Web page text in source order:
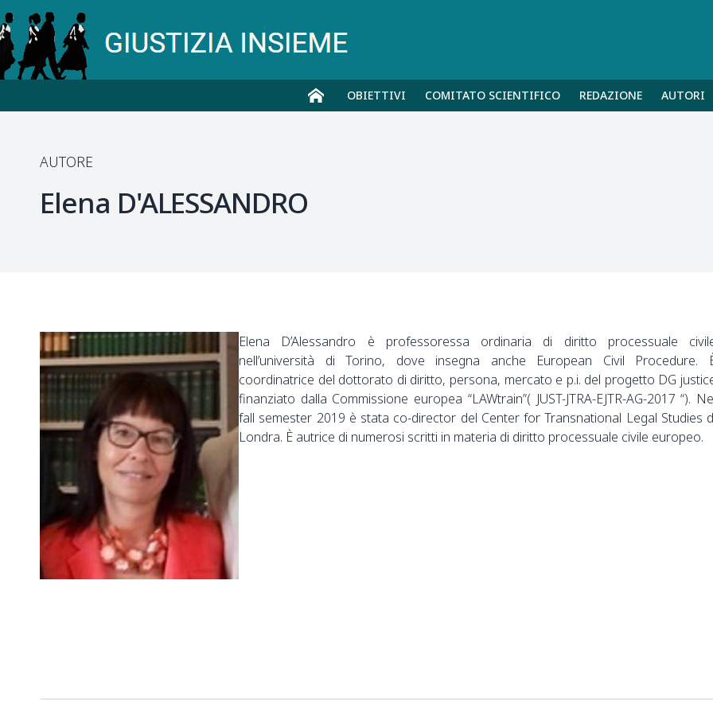
OBIETTIVI COMITATO SCIENTIFICO REDAZIONE AUTORI
AUTORE
Elena D'ALESSANDRO
Elena D’Alessandro è professoressa ordinaria di diritto processuale
nell’università di Torino, dove insegna anche European Civil Procedure.
coordinatrice del dottorato di diritto, persona, mercato e p.i. del progetto DG
finanziato dalla Commissione europea “LAWtrain”( JUST-JTRA-EJTR-AG-2017 “).
fall semester 2019 è stata co-director del Center for Transnational Legal Studies
Londra. È autrice di numerosi scritti in materia di diritto processuale civile europeo.